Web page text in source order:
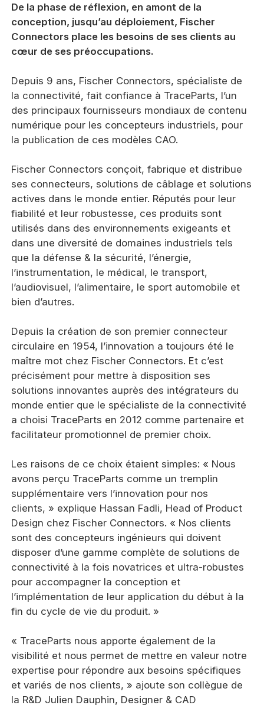
De la phase de réflexion, en amont de la
conception, jusqu’au déploiement, Fischer
Connectors place les besoins de ses clients au
cœur de ses préoccupations.
Depuis 9 ans, Fischer Connectors, spécialiste de
la connectivité, fait confiance à TraceParts, l’un
des principaux fournisseurs mondiaux de contenu
numérique pour les concepteurs industriels, pour
la publication de ces modèles CAO.
Fischer Connectors conçoit, fabrique et distribue
ses connecteurs, solutions de câblage et solutions
actives dans le monde entier. Réputés pour leur
fiabilité et leur robustesse, ces produits sont
utilisés dans des environnements exigeants et
dans une diversité de domaines industriels tels
que la défense & la sécurité, l’énergie,
l’instrumentation, le médical, le transport,
l’audiovisuel, l’alimentaire, le sport automobile et
bien d’autres.
Depuis la création de son premier connecteur
circulaire en 1954, l’innovation a toujours été le
maître mot chez Fischer Connectors. Et c’est
précisément pour mettre à disposition ses
solutions innovantes auprès des intégrateurs du
monde entier que le spécialiste de la connectivité
a choisi TraceParts en 2012 comme partenaire et
facilitateur promotionnel de premier choix.
Les raisons de ce choix étaient simples: « Nous
avons perçu TraceParts comme un tremplin
supplémentaire vers l’innovation pour nos
clients, » explique Hassan Fadli, Head of Product
Design chez Fischer Connectors. « Nos clients
sont des concepteurs ingénieurs qui doivent
disposer d’une gamme complète de solutions de
connectivité à la fois novatrices et ultra-robustes
pour accompagner la conception et
l’implémentation de leur application du début à la
fin du cycle de vie du produit. »
« TraceParts nous apporte également de la
visibilité et nous permet de mettre en valeur notre
expertise pour répondre aux besoins spécifiques
et variés de nos clients, » ajoute son collègue de
la R&D Julien Dauphin, Designer & CAD